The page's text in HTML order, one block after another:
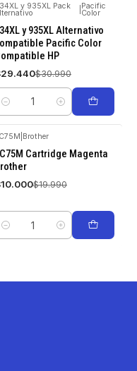
OFF
y 935XL Pack Pacific
Color
y 935XL Alternativo
Pacific Color
HP
$30.990
Cantidad
-50%
OFF
Brother
Cartridge Magenta
$19.990
Cantidad